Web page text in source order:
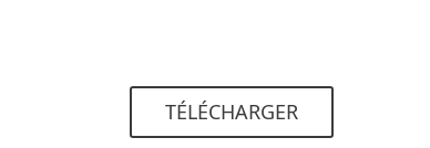
TÉLÉCHARGER